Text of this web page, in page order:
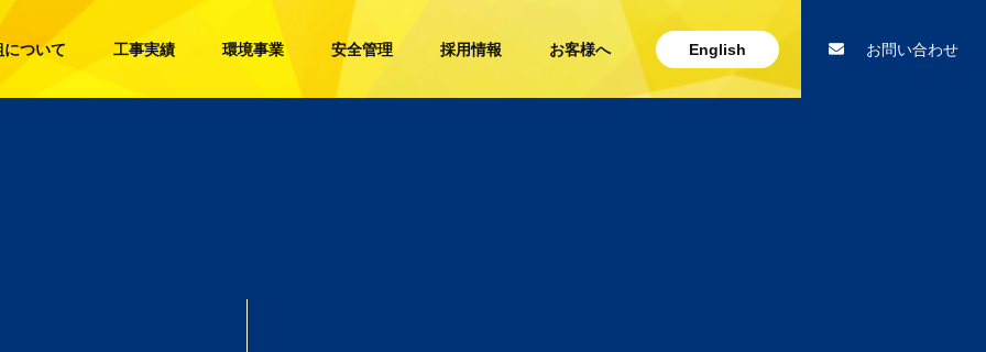
ついて 工事実績 環境事業 安全管理 採用情報 お客様へ English お問い合わせ